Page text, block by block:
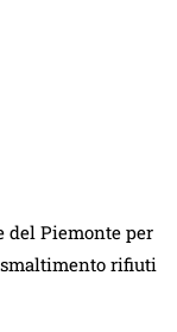
del Piemonte per
smaltimento rifiuti